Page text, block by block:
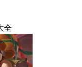
全